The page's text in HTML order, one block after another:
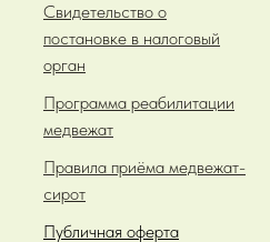
Свидетельство о
постановке в налоговый
орган
Программа реабилитации
медвежат
Правила приёма медвежат-
сирот
Публичная оферта